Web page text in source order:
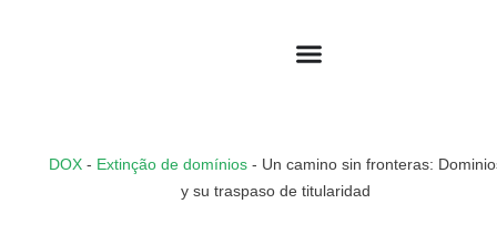
DOX- Extinção de domínios- Un camino sin fronteras:
y su traspaso de titularidad